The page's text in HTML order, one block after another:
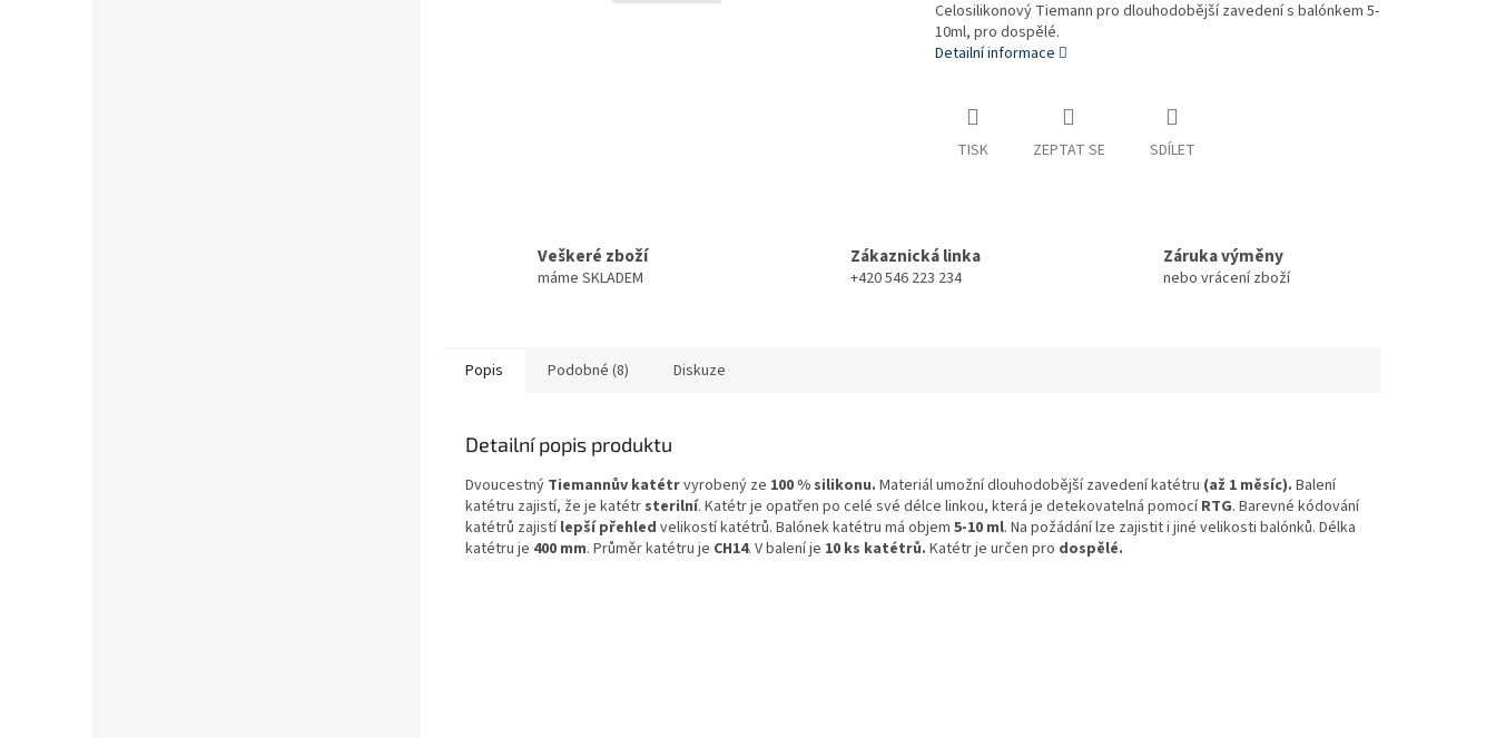
Celosilikonový Tiemann pro dlouhodobější zavedení s balónkem 5-
10ml, pro dospělé.
Detailní informace
TISK ZEPTAT SE SDÍLET
Veškeré zboží
máme SKLADEM
Zákaznická linka
+420 546 223 234
Záruka výměny
nebo vrácení zboží
Popis Podobné (8) Diskuze
Detailní popis produktu
Dvoucestný Tiemannův katétrvyrobený ze 100 % silikonu. Materiál umožní dlouhodobější zavedení katétru (až 1 měsíc). Balení
katétru zajistí, že je katétr sterilní. Katétr je opatřen po celé své délce linkou, která je detekovatelná pomocíRTG. Barevné kódování
katétrů zajistílepší přehled velikostí katétrů. Balónek katétru má objem 5-10 ml. Na požádání lze zajistit i jiné velikosti balónků. Délka
katétru je 400 mm. Průměr katétru je CH14. V balení je 10 ks katétrů. Katétr je určen pro dospělé.